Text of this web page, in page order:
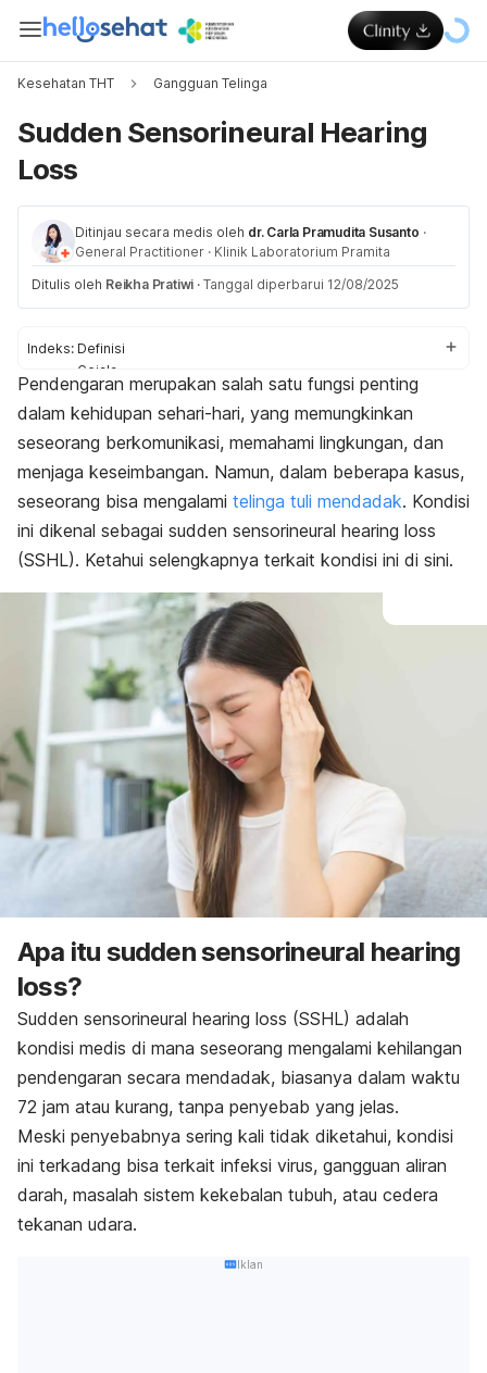
Kesehatan THT Gangguan Telinga
Sudden Sensorineural Hearing
Loss
Ditinjau secara medis oleh dr. Carla Pramudita Susanto ·
General Practitioner · Klinik Laboratorium Pramita
Ditulis oleh Reikha Pratiwi · Tanggal diperbarui 12/08/2025
Indeks: Definisi
Gejala
Penyebab
Diagnosis
Pengobatan
Pendengaran merupakan salah satu fungsi penting
dalam kehidupan sehari-hari, yang memungkinkan
seseorang berkomunikasi, memahami lingkungan, dan
menjaga keseimbangan. Namun, dalam beberapa kasus,
seseorang bisa mengalami telinga tuli mendadak. Kondisi
ini dikenal sebagai sudden sensorineural hearing loss
(SSHL). Ketahui selengkapnya terkait kondisi ini di sini.
Apa itu sudden sensorineural hearing
loss?
Sudden sensorineural hearing loss (SSHL) adalah
kondisi medis di mana seseorang mengalami kehilangan
pendengaran secara mendadak, biasanya dalam waktu
72 jam atau kurang, tanpa penyebab yang jelas.
Meski penyebabnya sering kali tidak diketahui, kondisi
ini terkadang bisa terkait infeksi virus, gangguan aliran
darah, masalah sistem kekebalan tubuh, atau cedera
tekanan udara.
Iklan